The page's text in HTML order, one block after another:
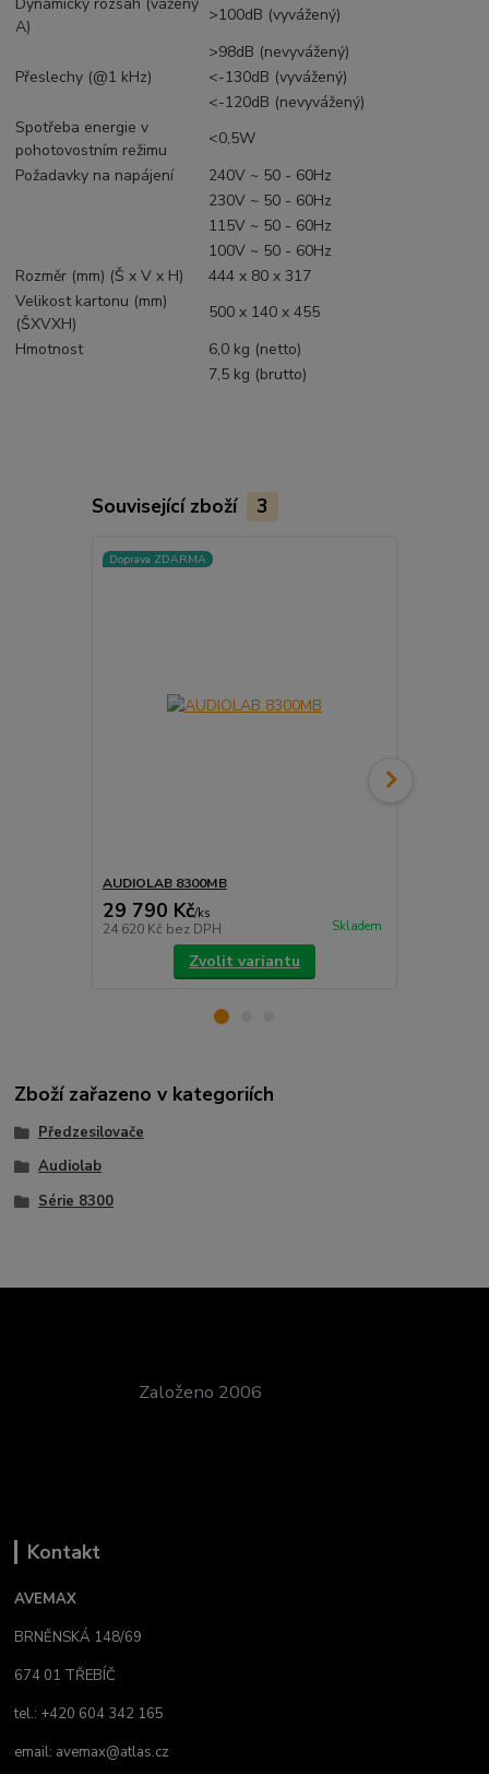
A)
>100dB (vyvážený)
>98dB (nevyvážený)
Přeslechy (@1 kHz)
<-130dB (vyvážený)
<-120dB (nevyvážený)
Spotřeba energie v
pohotovostním režimu
<0,5W
Požadavky na napájení
240V ~ 50 - 60Hz
230V ~ 50 - 60Hz
115V ~ 50 - 60Hz
100V ~ 50 - 60Hz
Rozměr (mm) (Š x V x H)
444 x 80 x 317
Velikost kartonu (mm)
(ŠXVXH)
500 x 140 x 455
Hmotnost
6,0 kg (netto)
7,5 kg (brutto)
Související zboží 3
Doprava ZDARMA
AUDIOLAB 8300MB
29 790 Kč/ks
24 620 Kč bez DPH Skladem
Zvolit variantu
Zboží zařazeno v kategoriích
Předzesilovače
Audiolab
Série 8300
Založeno 2006
Kontakt
AVEMAX
BRNĚNSKÁ 148/69
674 01 TŘEBÍČ
tel.: +420 604 342 165
email: avemax@atlas.cz